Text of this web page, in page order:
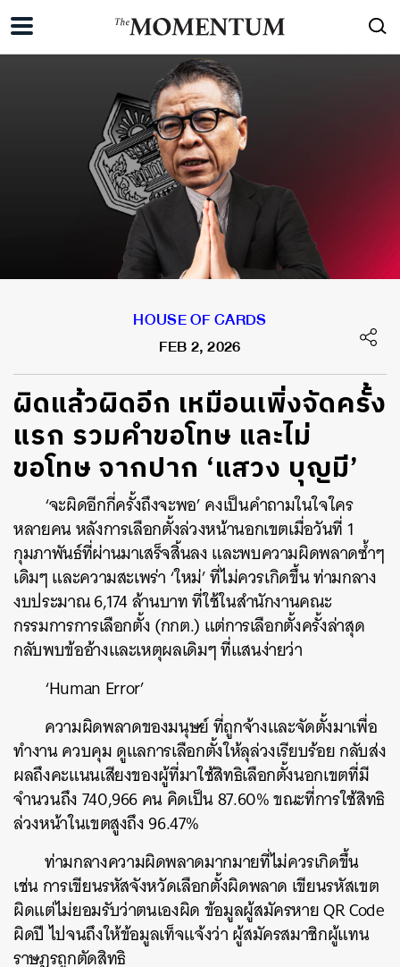
HOUSE OF CARDS
FEB 2, 2026
ผิดแล้วผิดอีก เหมือนเพิ่งจัดครั้ง
แรก รวมคำขอโทษ และไม่
ขอโทษ จากปาก ‘แสวง บุญมี’
‘จะผิดอีกกี่ครั้งถึงจะพอ’ คงเป็นคำถามในใจใคร
หลายคน หลังการเลือกตั้งล่วงหน้านอกเขตเมื่อวันที่ 1
กุมภาพันธ์ที่ผ่านมาเสร็จสิ้นลง และพบความผิดพลาดซ้ำๆ
เดิมๆ และความสะเพร่า ‘ใหม่’ ที่ไม่ควรเกิดขึ้น ท่ามกลาง
งบประมาณ 6,174 ล้านบาท ที่ใช้ในสำนักงานคณะ
กรรมการการเลือกตั้ง (กกต.) แต่การเลือกตั้งครั้งล่าสุด
กลับพบข้ออ้างและเหตุผลเดิมๆ ที่แสนง่ายว่า
‘Human Error’
ความผิดพลาดของมนุษย์ ที่ถูกจ้างและจัดตั้งมาเพื่อ
ทำงาน ควบคุม ดูแลการเลือกตั้งให้ลุล่วงเรียบร้อย กลับส่ง
ผลถึงคะแนนเสียงของผู้ที่มาใช้สิทธิเลือกตั้งนอกเขตที่มี
จำนวนถึง 740,966 คน คิดเป็น 87.60% ขณะที่การใช้สิทธิ
ล่วงหน้าในเขตสูงถึง 96.47%
ท่ามกลางความผิดพลาดมากมายที่ไม่ควรเกิดขึ้น
เช่น การเขียนรหัสจังหวัดเลือกตั้งผิดพลาด เขียนรหัสเขต
ผิดแต่ไม่ยอมรับว่าตนเองผิด ข้อมูลผู้สมัครหาย QR Code
ผิดปี ไปจนถึงให้ข้อมูลเท็จแจ้งว่า ผู้สมัครสมาชิกผู้แทน
ราษฎรถูกตัดสิทธิ